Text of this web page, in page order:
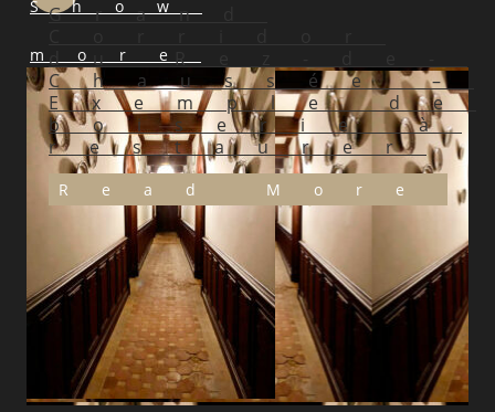
Grand
du Rez-de-
Chaussée –
Exemple de
boiserie à
restaurer
Read More